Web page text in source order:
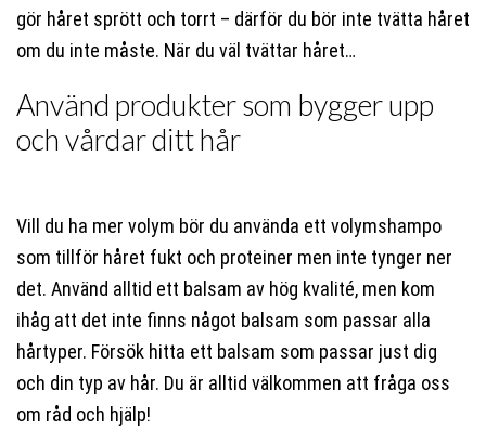
gör håret sprött och torrt – därför du bör inte tvätta håret
om du inte måste. När du väl tvättar håret…
Använd produkter som bygger upp
och vårdar ditt hår
Vill du ha mer volym bör du använda ett volymshampo
som tillför håret fukt och proteiner men inte tynger ner
det. Använd alltid ett balsam av hög kvalité, men kom
ihåg att det inte finns något balsam som passar alla
hårtyper. Försök hitta ett balsam som passar just dig
och din typ av hår. Du är alltid välkommen att fråga oss
om råd och hjälp!